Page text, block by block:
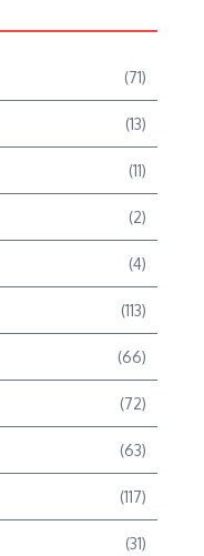
(71)
(13)
(11)
(2)
(4)
(113)
(66)
(72)
(63)
(117)
(31)